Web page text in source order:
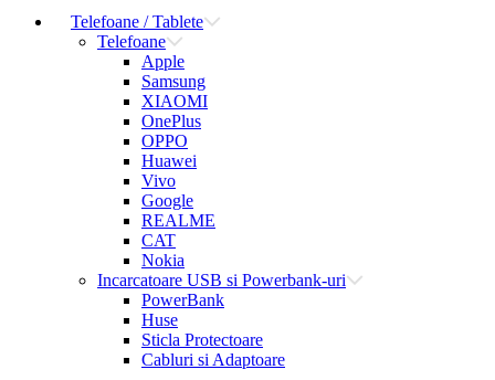
Telefoane / Tablete
Telefoane
Apple
Samsung
XIAOMI
OnePlus
OPPO
Huawei
Vivo
Google
REALME
CAT
Nokia
Incarcatoare USB si Powerbank-uri
PowerBank
Huse
Sticla Protectoare
Cabluri si Adaptoare